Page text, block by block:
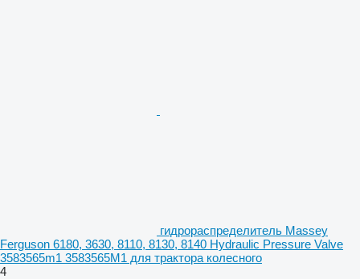
гидрораспределитель Massey
Ferguson 6180, 3630, 8110, 8130, 8140 Hydraulic Pressure Valve
3583565m1 3583565M1 для трактора колесного
4